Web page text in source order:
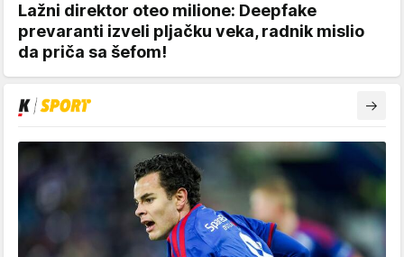
Lažni direktor oteo milione: Deepfake
prevaranti izveli pljačku veka, radnik mislio
da priča sa šefom!